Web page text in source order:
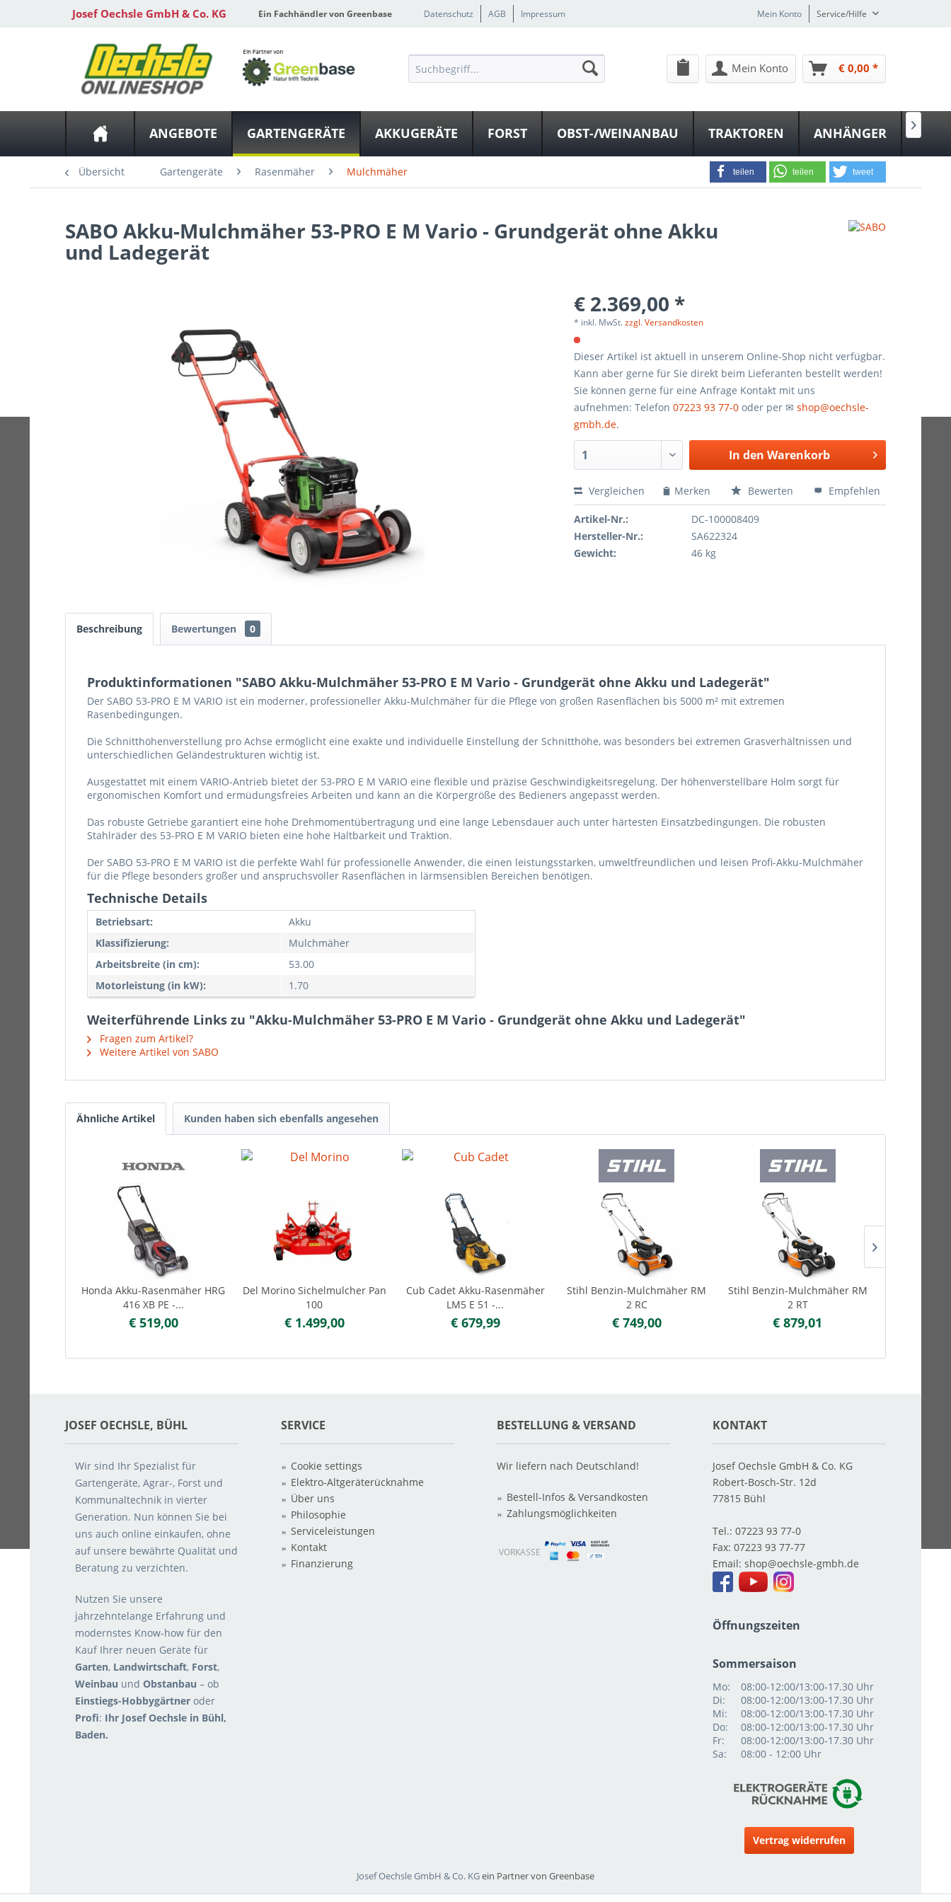
Josef Oechsle GmbH & Co. KG Ein Fachhändler von Greenbase Datenschutz AGB Impressum Mein Konto Service/Hilfe
Mein Konto € 0,00 *
ANGEBOTE GARTENGERÄTE AKKUGERÄTE FORST OBST-/WEINANBAU TRAKTOREN ANHÄNGER 
teilen teilen tweet
Übersicht Gartengeräte Rasenmäher Mulchmäher
SABO Akku-Mulchmäher 53-PRO E M Vario - Grundgerät ohne Akku
und Ladegerät
€ 2.369,00 *
* inkl. MwSt.zzgl. Versandkosten
Dieser Artikel ist aktuell in unserem Online-Shop nicht verfügbar.
Kann aber gerne für Sie direkt beim Lieferanten bestellt werden!
Sie können gerne für eine Anfrage Kontakt mit uns
aufnehmen: Telefon07223 93 77-0 oder per ✉shop@oechsle-
gmbh.de.
In den Warenkorb
Vergleichen Merken Bewerten Empfehlen
Artikel-Nr.:
DC-100008409
Hersteller-Nr.:
SA622324
Gewicht:
46 kg
Beschreibung Bewertungen 0
Produktinformationen "SABO Akku-Mulchmäher 53-PRO E M Vario - Grundgerät ohne Akku und Ladegerät"
Der SABO 53-PRO E M VARIO ist ein moderner, professioneller Akku-Mulchmäher für die Pflege von großen Rasenflächen bis 5000 m² mit extremen
Rasenbedingungen.
Die Schnitthöhenverstellung pro Achse ermöglicht eine exakte und individuelle Einstellung der Schnitthöhe, was besonders bei extremen Grasverhältnissen und
unterschiedlichen Geländestrukturen wichtig ist.
Ausgestattet mit einem VARIO-Antrieb bietet der 53-PRO E M VARIO eine flexible und präzise Geschwindigkeitsregelung. Der höhenverstellbare Holm sorgt für
ergonomischen Komfort und ermüdungsfreies Arbeiten und kann an die Körpergröße des Bedieners angepasst werden.
Das robuste Getriebe garantiert eine hohe Drehmomentübertragung und eine lange Lebensdauer auch unter härtesten Einsatzbedingungen. Die robusten
Stahlräder des 53-PRO E M VARIO bieten eine hohe Haltbarkeit und Traktion.
Der SABO 53-PRO E M VARIO ist die perfekte Wahl für professionelle Anwender, die einen leistungsstarken, umweltfreundlichen und leisen Profi-Akku-Mulchmäher
für die Pflege besonders großer und anspruchsvoller Rasenflächen in lärmsensiblen Bereichen benötigen.
Technische Details
Betriebsart:
Akku
Klassifizierung:
Mulchmäher
Arbeitsbreite (in cm):
53.00
Motorleistung (in kW):
1.70
Weiterführende Links zu "Akku-Mulchmäher 53-PRO E M Vario - Grundgerät ohne Akku und Ladegerät"
Fragen zum Artikel?
Weitere Artikel von SABO
Ähnliche Artikel Kunden haben sich ebenfalls angesehen
Honda Akku-Rasenmäher HRG
416 XB PE -...
€ 519,00
Del Morino Sichelmulcher Pan
100
€ 1.499,00
Cub Cadet Akku-Rasenmäher
LM5 E 51 -...
€ 679,99
Stihl Benzin-Mulchmäher RM
2 RC
€ 749,00
Stihl Benzin-Mulchmäher RM
2 RT
€ 879,01
JOSEF OECHSLE, BÜHL
Wir sind Ihr Spezialist für
Gartengeräte, Agrar-, Forst und
Kommunaltechnik in vierter
Generation. Nun können Sie bei
uns auch online einkaufen, ohne
auf unsere bewährte Qualität und
Beratung zu verzichten.
Nutzen Sie unsere
jahrzehntelange Erfahrung und
modernstes Know-how für den
Kauf Ihrer neuen Geräte für
Garten, Landwirtschaft, Forst,
Weinbau und Obstanbau – ob
Einstiegs-Hobbygärtner oder
Profi: Ihr Josef Oechsle in Bühl,
Baden.
SERVICE
Cookie settings
Elektro-Altgeräterücknahme
Über uns
Philosophie
Serviceleistungen
Kontakt
Finanzierung
BESTELLUNG & VERSAND
Wir liefern nach Deutschland!
Bestell-Infos & Versandkosten
Zahlungsmöglichkeiten
VORKASSE
KONTAKT
Josef Oechsle GmbH & Co. KG
Robert-Bosch-Str. 12d
77815 Bühl
Tel.: 07223 93 77-0
Fax: 07223 93 77-77
Email: shop
Öffnungszeiten
Sommersaison
Mo:
08:00-12:00/13:00-17.30 Uhr
Di:
08:00-12:00/13:00-17.30 Uhr
Mi:
08:00-12:00/13:00-17.30 Uhr
Do:
08:00-12:00/13:00-17.30 Uhr
Fr:
08:00-12:00/13:00-17.30 Uhr
Sa:
08:00 - 12:00 Uhr
Vertrag widerrufen
Josef Oechsle GmbH & Co. KGein Partner von Greenbase